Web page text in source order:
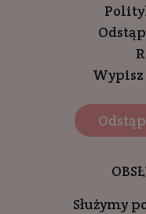
Służymy